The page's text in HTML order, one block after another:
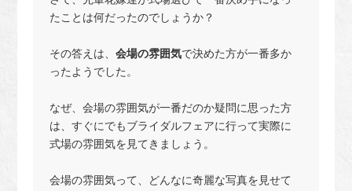
たことは何だったのでしょうか？
その答えは、会場の雰囲気で決めた方が一番多か
ったようでした。
なぜ、会場の雰囲気が一番だのか疑問に思った方
は、すぐにでもブライダルフェアに行って実際に
式場の雰囲気を見てきましょう。
会場の雰囲気って、どんなに奇麗な写真を見せて